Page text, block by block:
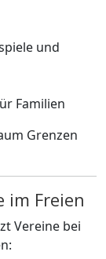
und
Familien
Grenzen
im Freien
Vereine bei